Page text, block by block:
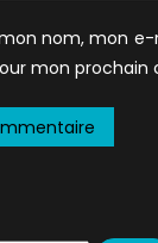
nom, mon
mon prochain